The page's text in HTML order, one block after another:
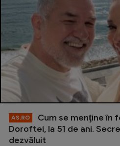
AS.RO
Cum se menţine în
Doroftei, la 51 de ani.
dezvăluit